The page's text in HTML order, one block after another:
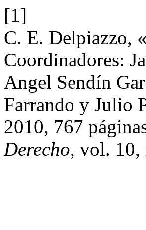
[1]
C. E. Delpiazzo,
Coordinadores:
Angel Sendín
Farrando y Julio
2010, 767
Derecho, vol. 10,